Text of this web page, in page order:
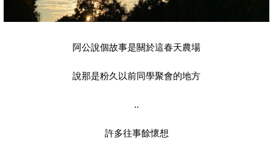
阿公說個故事是關於這春天農場
說那是粉久以前同學聚會的地方
..
許多往事餘懷想